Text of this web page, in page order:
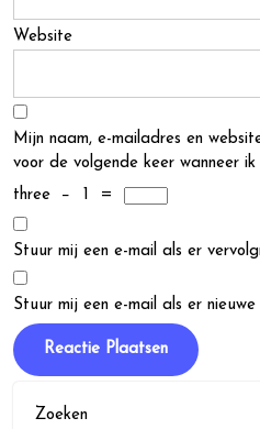
Website
Mijn naam, e-mailadres en
voor de volgende keer wanneer
three
− 1 =
Stuur mij een e-mail als er
Stuur mij een e-mail als er nieuwe
Zoeken